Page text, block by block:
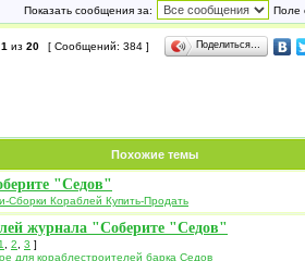
Показать сообщения за: Поле
1 из 20 [ Сообщений: 384 ] Поделиться…
Похожие темы
"Седов"
Сборки Кораблей Купить-Продать
журнала "Соберите "Седов"
1 2 3 ]
для кораблестроителей барка Седов